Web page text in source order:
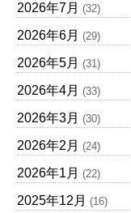
2026年7月 (32)
2026年6月 (29)
2026年5月 (31)
2026年4月 (33)
2026年3月 (30)
2026年2月 (24)
2026年1月 (22)
2025年12月 (16)